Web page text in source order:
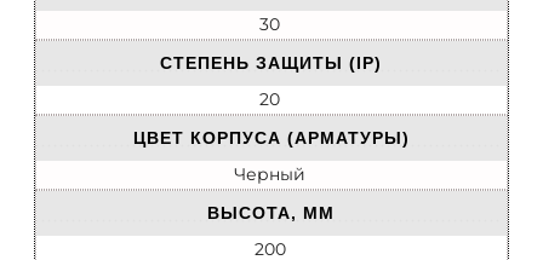
30
СТЕПЕНЬ ЗАЩИТЫ (IP)
20
ЦВЕТ КОРПУСА (АРМАТУРЫ)
Черный
ВЫСОТА, ММ
200